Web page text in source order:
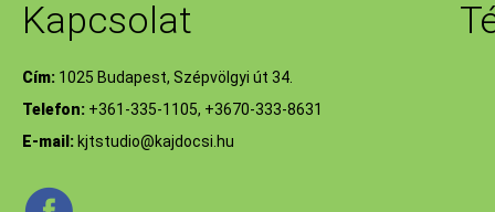
Kapcsolat
Cím: 1025 Budapest, Szépvölgyi út 34.
Telefon: +361-335-1105, +3670-333-8631
E-mail: kjtstudio@kajdocsi.hu